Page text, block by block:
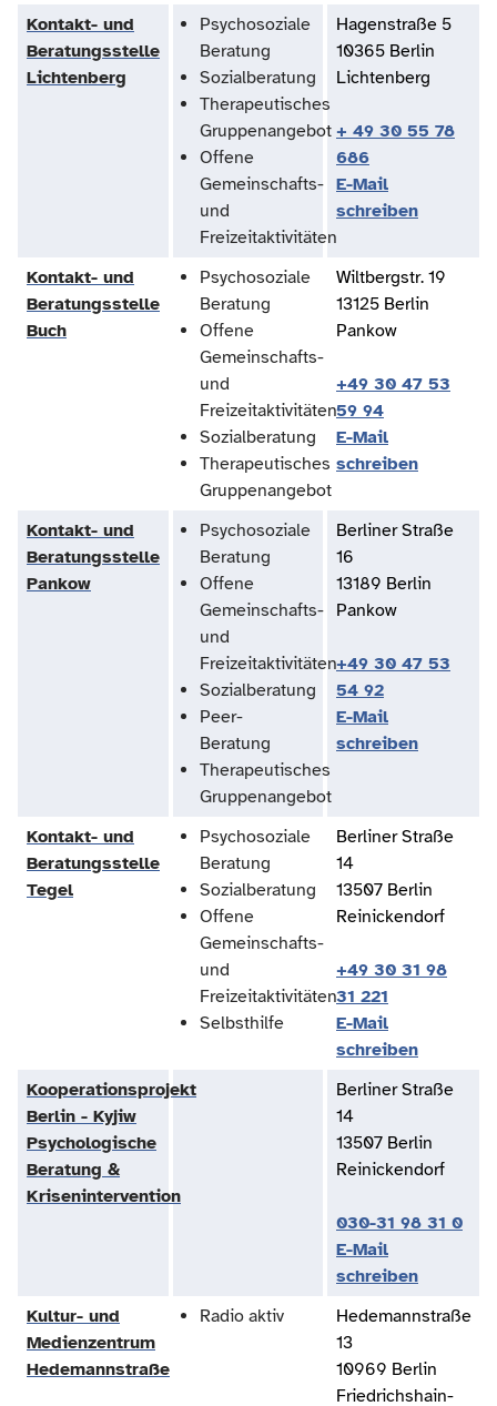
Kontakt- und
Beratungsstelle
Lichtenberg
Psychosoziale
Beratung
Sozialberatung
Therapeutisches
Gruppenangebot
Offene
Gemeinschafts-
und
Freizeitaktivitäten
Hagenstraße 5
10365 Berlin
Lichtenberg
+ 49 30 55 78
686
E-Mail
schreiben
Kontakt- und
Beratungsstelle
Buch
Psychosoziale
Beratung
Offene
Gemeinschafts-
und
Freizeitaktivitäten
Sozialberatung
Therapeutisches
Gruppenangebot
Wiltbergstr. 19
13125 Berlin
Pankow
+49 30 47 53
59 94
E-Mail
schreiben
Kontakt- und
Beratungsstelle
Pankow
Psychosoziale
Beratung
Offene
Gemeinschafts-
und
Freizeitaktivitäten
Sozialberatung
Peer-
Beratung
Therapeutisches
Gruppenangebot
Berliner Straße
16
13189 Berlin
Pankow
+49 30 47 53
54 92
E-Mail
schreiben
Kontakt- und
Beratungsstelle
Tegel
Psychosoziale
Beratung
Sozialberatung
Offene
Gemeinschafts-
und
Freizeitaktivitäten
Selbsthilfe
Berliner Straße
14
13507 Berlin
Reinickendorf
+49 30 31 98
31 221
E-Mail
schreiben
Kooperationsprojekt
Berlin - Kyjiw
Psychologische
Beratung &
Krisenintervention
Berliner Straße
14
13507 Berlin
Reinickendorf
030-31 98 31 0
E-Mail
schreiben
Kultur- und
Medienzentrum
Hedemannstraße
Radio aktiv
Hedemannstraße
13
10969 Berlin
Friedrichshain-